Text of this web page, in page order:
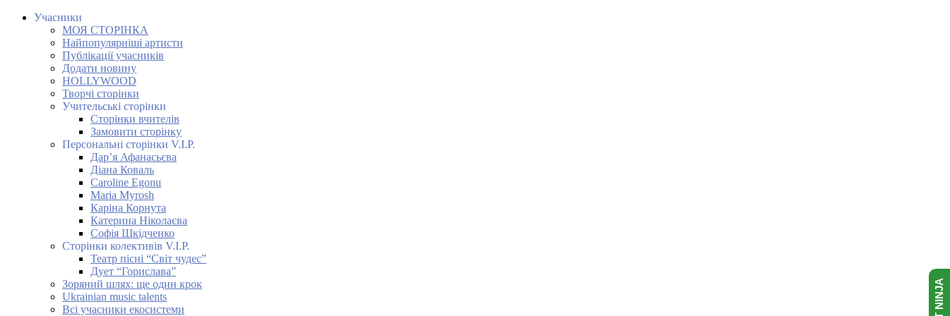
Учасники
МОЯ СТОРІНКА
Найпопулярніші артисти
Публікації учасників
Додати новину
HOLLYWOOD
Творчі сторінки
Учительські сторінки
Сторінки вчителів
Замовити сторінку
Персональні сторінки V.I.P.
Дар’я Афанасьєва
Діана Коваль
Caroline Egonu
Maria Myrosh
Каріна Корнута
Катерина Ніколаєва
Софія Шкідченко
Сторінки колективів V.I.P.
Театр пісні “Світ чудес”
Дует “Горислава”
Зоряний шлях: ще один крок
Ukrainian music talents
Всі учасники екосистеми